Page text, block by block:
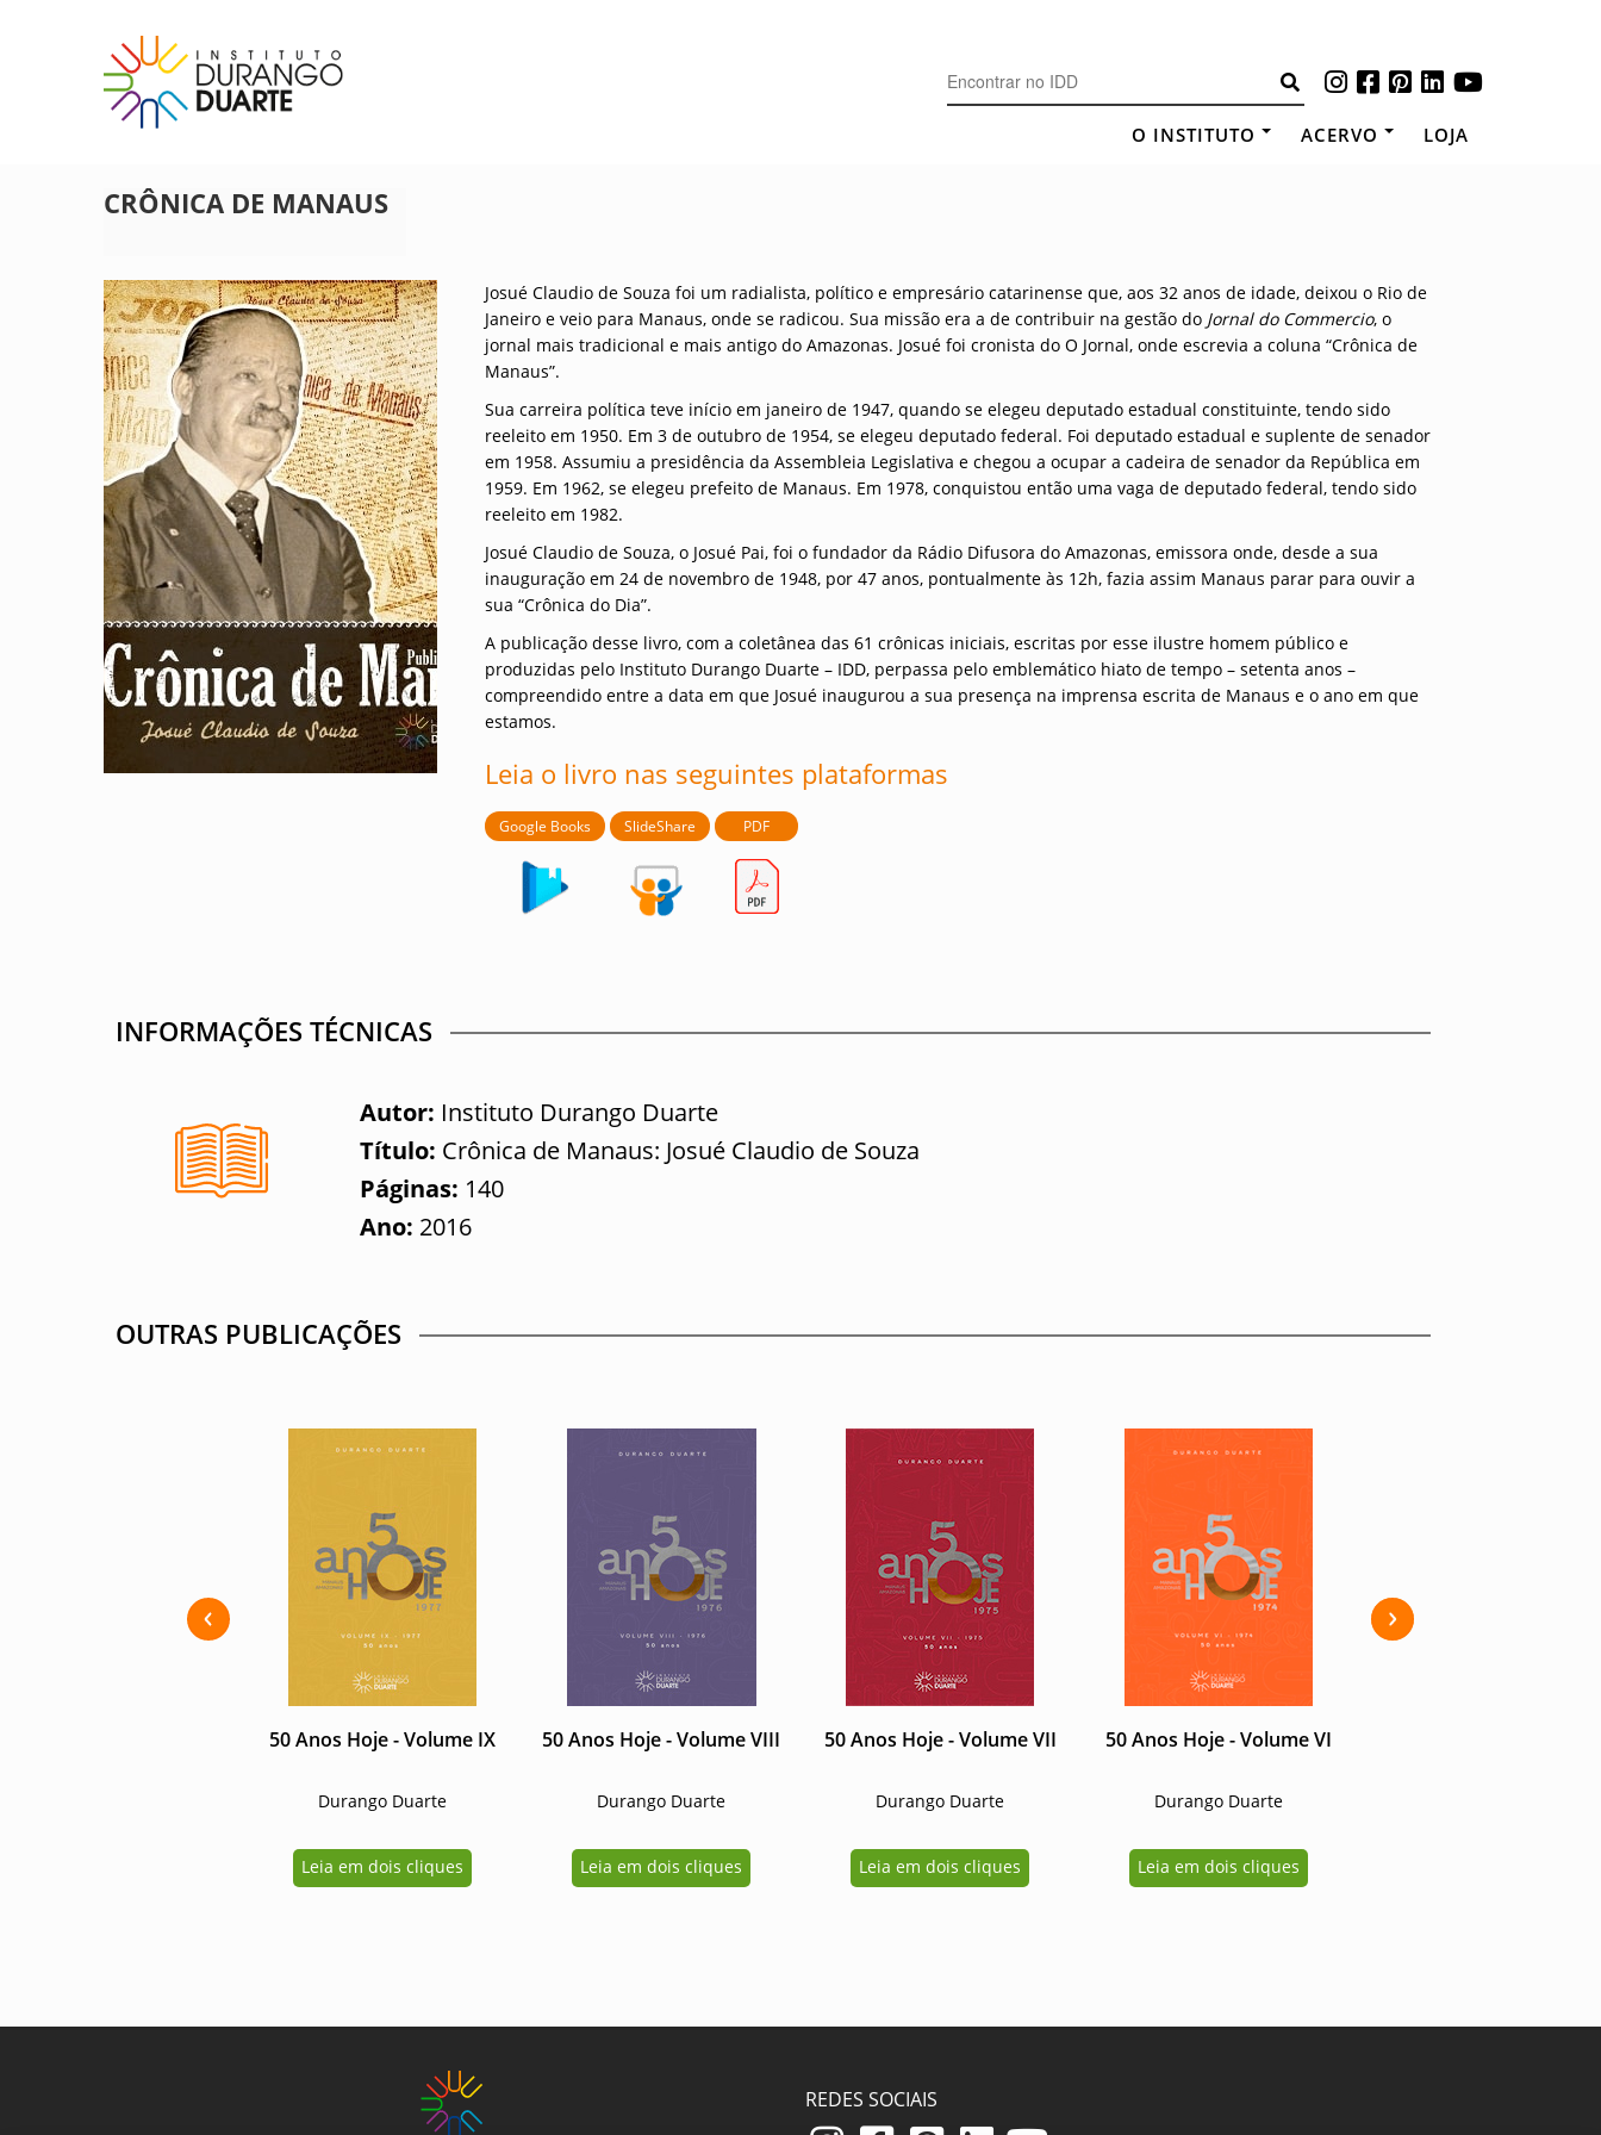
IDD – Instituto Durango Duarte
Instituto Durango Duarte O INSTITUTO ACERVO LOJA
CRÔNICA DE MANAUS
Josué Claudio de Souza foi um radialista, político e empresário catarinense que, aos 32 anos de idade, deixou o Rio de
Janeiro e veio para Manaus, onde se radicou. Sua missão era a de contribuir na gestão do Jornal do Commercio, o
jornal mais tradicional e mais antigo do Amazonas. Josué foi cronista do O Jornal, onde escrevia a coluna “Crônica de
Manaus”.
Sua carreira política teve início em janeiro de 1947, quando se elegeu deputado estadual constituinte, tendo sido
reeleito em 1950. Em 3 de outubro de 1954, se elegeu deputado federal. Foi deputado estadual e suplente de senador
em 1958. Assumiu a presidência da Assembleia Legislativa e chegou a ocupar a cadeira de senador da República em
1959. Em 1962, se elegeu prefeito de Manaus. Em 1978, conquistou então uma vaga de deputado federal, tendo sido
reeleito em 1982.
Josué Claudio de Souza, o Josué Pai, foi o fundador da Rádio Difusora do Amazonas, emissora onde, desde a sua
inauguração em 24 de novembro de 1948, por 47 anos, pontualmente às 12h, fazia assim Manaus parar para ouvir a
sua “Crônica do Dia”.
A publicação desse livro, com a coletânea das 61 crônicas iniciais, escritas por esse ilustre homem público e
produzidas pelo Instituto Durango Duarte – IDD, perpassa pelo emblemático hiato de tempo – setenta anos –
compreendido entre a data em que Josué inaugurou a sua presença na imprensa escrita de Manaus e o ano em que
estamos.
Leia o livro nas seguintes plataformas
Google Books SlideShare PDF
INFORMAÇÕES TÉCNICAS
Autor: Instituto Durango Duarte
Título: Crônica de Manaus: Josué Claudio de Souza
Páginas: 140
Ano: 2016
OUTRAS PUBLICAÇÕES
50 Anos Hoje - Volume IX
Durango Duarte
Leia em dois cliques
50 Anos Hoje - Volume VIII
Durango Duarte
Leia em dois cliques
50 Anos Hoje - Volume VII
Durango Duarte
Leia em dois cliques
50 Anos Hoje - Volume VI
Durango Duarte
Leia em dois cliques
Previous Next
REDES SOCIAIS